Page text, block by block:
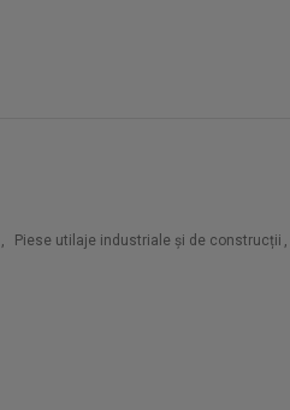
, Piese utilaje industriale și de construcții ,